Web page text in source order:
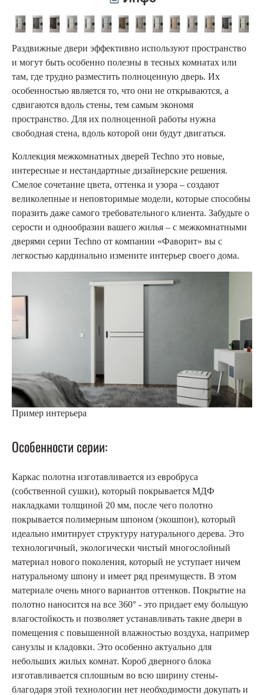
Раздвижные двери эффективно используют пространство
и могут быть особенно полезны в тесных комнатах или
там, где трудно разместить полноценную дверь. Их
особенностью является то, что они не открываются, а
сдвигаются вдоль стены, тем самым экономя
пространство. Для их полноценной работы нужна
свободная стена, вдоль которой они будут двигаться.
Коллекция межкомнатных дверей Techno это новые,
интересные и нестандартные дизайнерские решения.
Смелое сочетание цвета, оттенка и узора – создают
великолепные и неповторимые модели, которые способны
поразить даже самого требовательного клиента. Забудьте о
серости и однообразии вашего жилья – с межкомнатными
дверями серии Techno от компании «Фаворит» вы с
легкостью кардинально измените интерьер своего дома.
Пример интерьера
Особенности серии:
Каркас полотна изготавливается из евробруса
(собственной сушки), который покрывается МДФ
накладками толщиной 20 мм, после чего полотно
покрывается полимерным шпоном (экошпон), который
идеально имитирует структуру натурального дерева. Это
технологичный, экологически чистый многослойный
материал нового поколения, который не уступает ничем
натуральному шпону и имеет ряд преимуществ. В этом
материале очень много вариантов оттенков. Покрытие на
полотно наносится на все 360° - это придает ему большую
влагостойкость и позволяет устанавливать такие двери в
помещения с повышенной влажностью воздуха, например
санузлы и кладовки. Это особенно актуально для
небольших жилых комнат. Короб дверного блока
изготавливается сплошным во всю ширину стены-
благодаря этой технологии нет необходимости докупать и